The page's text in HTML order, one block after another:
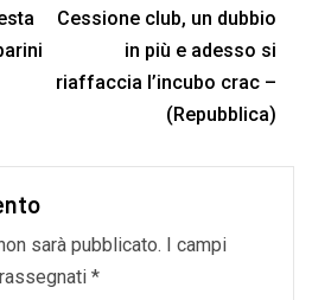
Cessione club, un dubbio
in più e adesso si
riaffaccia l’incubo crac –
(Repubblica)
sarà pubblicato.
I campi
*